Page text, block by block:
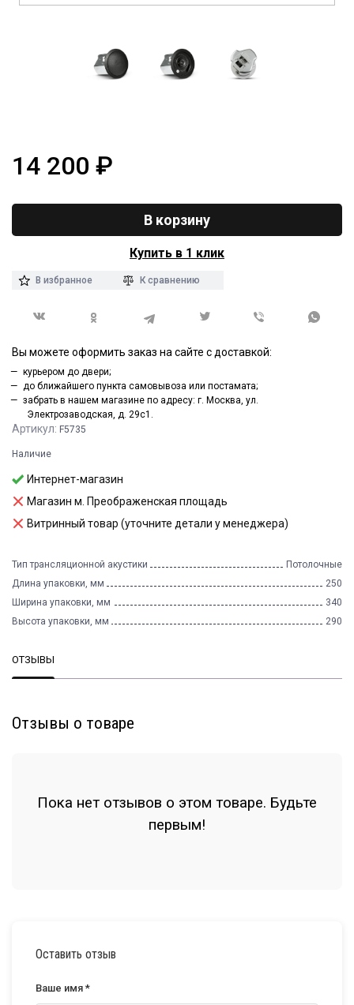
Артикул: F5735
Наличие
Интернет-магазин
Магазин м. Преображенская площадь
Витринный товар (уточните детали у менеджера)
Тип трансляционной акустики
Потолочные
Длина упаковки, мм
250
Ширина упаковки, мм
340
Высота упаковки, мм
290
14 200 ₽
В корзину
Купить в 1 клик
В избранное К сравнению
Вы можете оформить заказ на сайте с доставкой:
курьером до двери;
до ближайшего пункта самовывоза или постамата;
забрать в нашем магазине по адресу: г. Москва, ул.
Электрозаводская, д. 29с1.
ОТЗЫВЫ
Отзывы о товаре
Пока нет отзывов о этом товаре. Будьте
первым!
Оставить отзыв
Ваше имя *